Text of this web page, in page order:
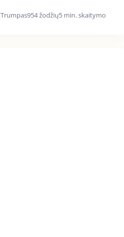
Trumpas954 žodžių5 min. skaitymo